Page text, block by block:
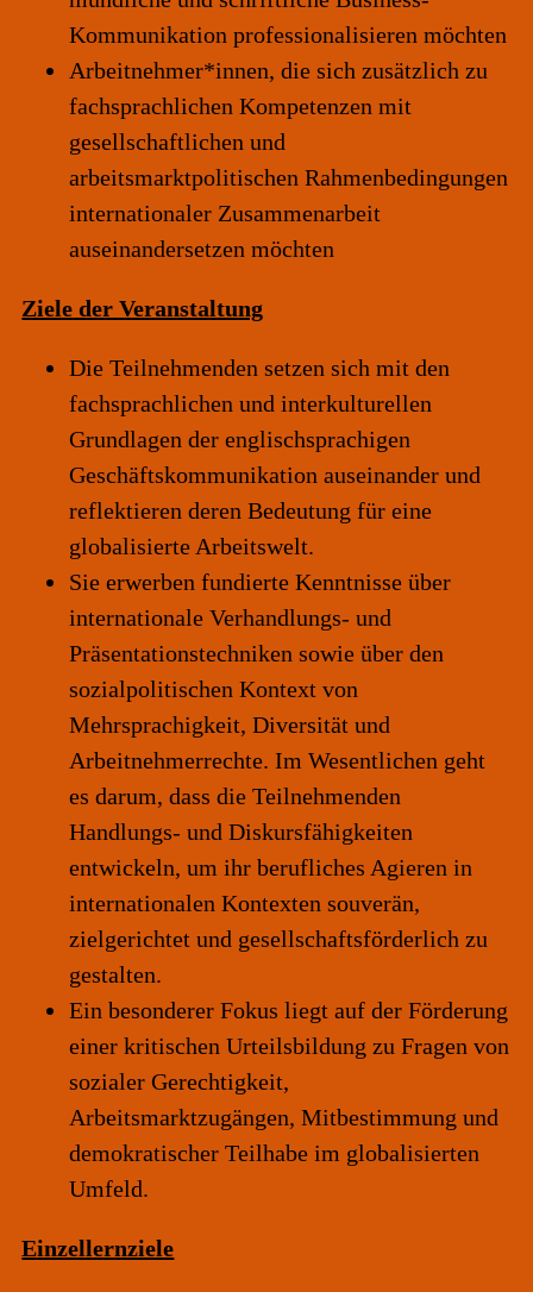
Kommunikation professionalisieren möchten
Arbeitnehmer*innen, die sich zusätzlich zu
fachsprachlichen Kompetenzen mit
gesellschaftlichen und
arbeitsmarktpolitischen Rahmenbedingungen
internationaler Zusammenarbeit
auseinandersetzen möchten
Ziele der Veranstaltung
Die Teilnehmenden setzen sich mit den
fachsprachlichen und interkulturellen
Grundlagen der englischsprachigen
Geschäftskommunikation auseinander und
reflektieren deren Bedeutung für eine
globalisierte Arbeitswelt.
Sie erwerbenfundierte Kenntnisse über
internationale Verhandlungs- und
Präsentationstechniken sowie über den
sozialpolitischen Kontext von
Mehrsprachigkeit, Diversität und
Arbeitnehmerrechte. Im Wesentlichen geht
esdarum, dass die Teilnehmenden
Handlungs- und Diskursfähigkeiten
entwickeln,um ihr berufliches Agieren in
internationalen Kontexten souverän,
zielgerichtetund gesellschaftsförderlich zu
gestalten.
Ein besonderer Fokus liegt auf derFörderung
einer kritischen Urteilsbildung zu Fragen von
sozialer Gerechtigkeit,
Arbeitsmarktzugängen, Mitbestimmung und
demokratischer Teilhabe im globalisierten
Umfeld.
Einzellernziele